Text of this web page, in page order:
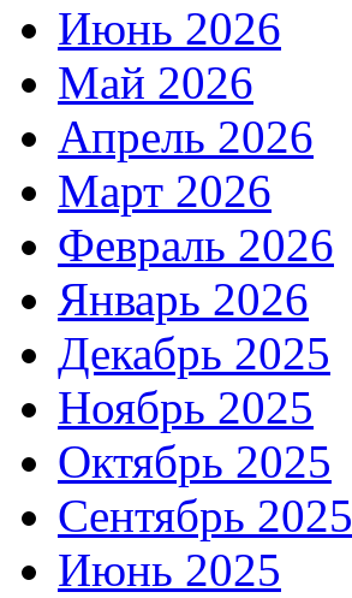
Июнь 2026
Май 2026
Апрель 2026
Март 2026
Февраль 2026
Январь 2026
Декабрь 2025
Ноябрь 2025
Октябрь 2025
Сентябрь 2025
Июнь 2025